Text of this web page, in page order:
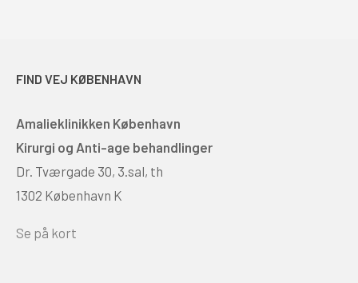
FIND VEJ KØBENHAVN
Amalieklinikken København
Kirurgi og Anti-age behandlinger
Dr. Tværgade 30, 3.sal, th
1302 København K
Se på kort